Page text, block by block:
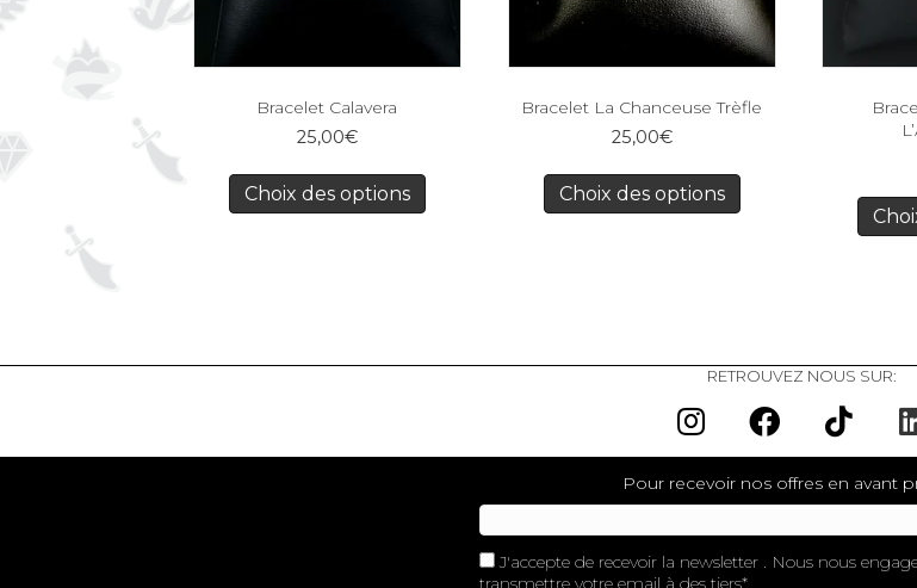
Bracelet Calavera
25,00€
Choix des options
Bracelet La Chanceuse Trèfle
25,00€
Choix des options
RETROUVEZ NOUS SUR:
Pour recevoir nos offres en avant
J'accepte de recevoir la newsletter . Nous nous
transmettre votre email à des tiers